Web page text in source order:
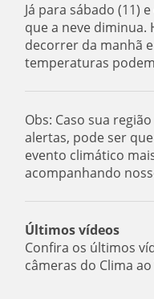
Já para sábado (11)
que a neve diminua.
decorrer da manhã
temperaturas
Obs: Caso sua
alertas, pode ser
evento climático
acompanhando
Últimos vídeos
Confira os últimos
câmeras do Clima ao